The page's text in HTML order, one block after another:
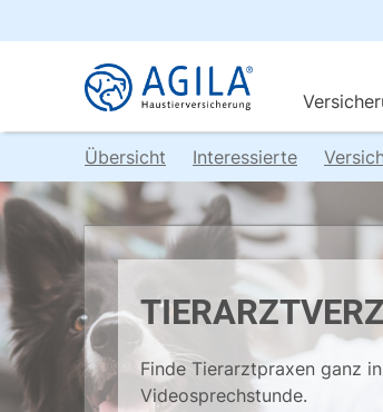
Übersicht Interessierte
Finde Tierarztpraxen ganz
Videosprechstunde.